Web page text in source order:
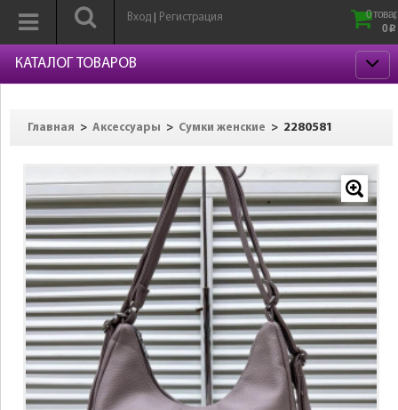
Вход Регистрация
0
0 p
КАТАЛОГ ТОВАРОВ
Главная > Аксессуары > Сумки женские > 2280581